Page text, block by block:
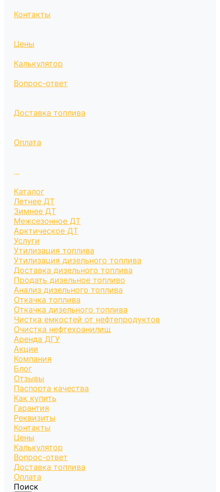
Контакты
Цены
Калькулятор
Вопрос-ответ
Доставка топлива
Оплата
...
Каталог
Летнее ДТ
Зимнее ДТ
Межсезонное ДТ
Арктическое ДТ
Услуги
Утилизация топлива
Утилизация дизельного топлива
Доставка дизельного топлива
Продать дизельное топливо
Анализ дизельного топлива
Откачка топлива
Откачка дизельного топлива
Чистка емкостей от нефтепродуктов
Очистка нефтехранилищ
Аренда ДГУ
Акции
Компания
Блог
Отзывы
Паспорта качества
Как купить
Гарантия
Реквизиты
Контакты
Цены
Калькулятор
Вопрос-ответ
Доставка топлива
Оплата
Поиск